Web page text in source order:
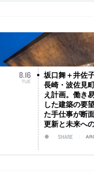
8.16
TUE
坂口舞＋井佐
長崎・波佐見
え計画。働き
した建築の要
た手仕事が断
更新と未来へ
SHARE